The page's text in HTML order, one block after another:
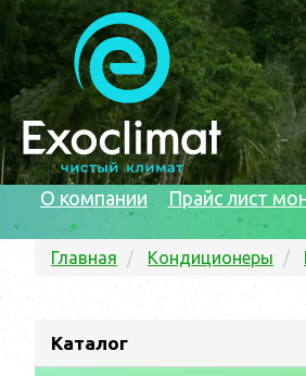
О компании Прайс лист
Главная Кондиционеры
Каталог